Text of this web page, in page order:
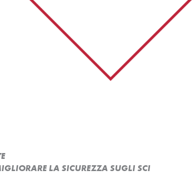
LA SICUREZZA SUGLI SCI